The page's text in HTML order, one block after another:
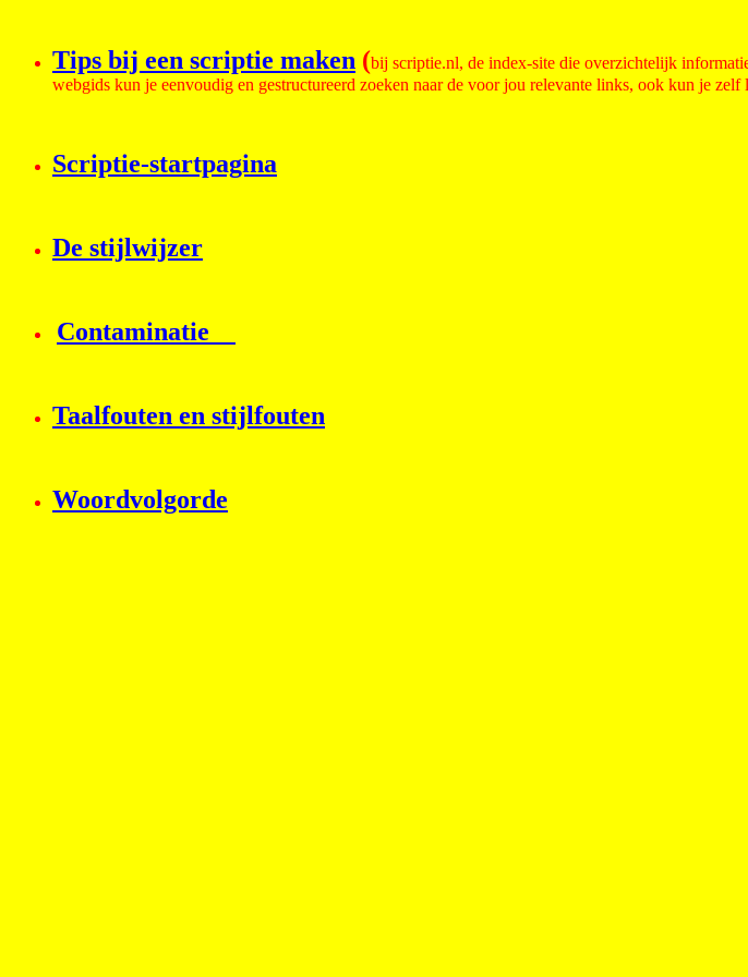
Tips bij een scriptie maken (bij scriptie.nl, de index-site die overzichtelijk
webgids kun je eenvoudig en gestructureerd zoeken naar de voor jou relevante links, ook kun je zelf
Scriptie-startpagina
De stijlwijzer
Contaminatie
Taalfouten en stijlfouten
Woordvolgorde